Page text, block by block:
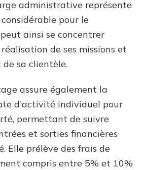
administrative représente
pour le
ainsi se concentrer
de ses missions et
sa clientèle.
assure également la
d'activité individuel pour
permettant de suivre
et sorties financières
Elle prélève des frais de
compris entre 5% et 10%